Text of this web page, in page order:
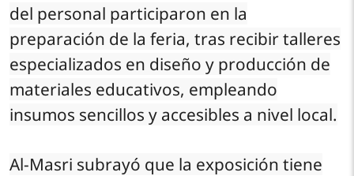
del personal participaron en la
preparación de la feria, tras recibir talleres
especializados en diseño y producción de
materiales educativos, empleando
insumos sencillos y accesibles a nivel local.
Al-Masri subrayó que la exposición tiene